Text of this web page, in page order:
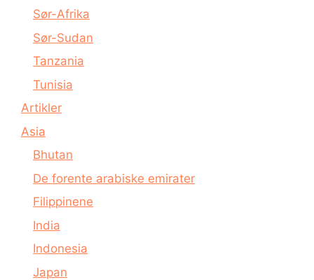
Sør-Afrika
Sør-Sudan
Tanzania
Tunisia
Artikler
Asia
Bhutan
De forente arabiske emirater
Filippinene
India
Indonesia
Japan